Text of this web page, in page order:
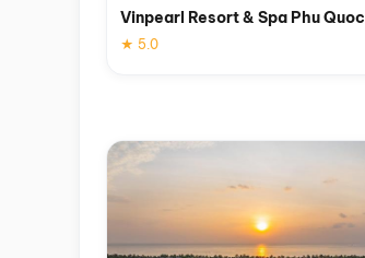
Vinpearl Resort & Spa Phu Quoc
★ 5.0